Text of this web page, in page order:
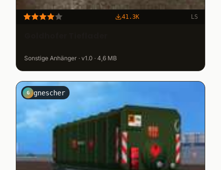
41.3K LS
Sonstige Anhänger · v1.0 · 4,6 MB
G gnescher